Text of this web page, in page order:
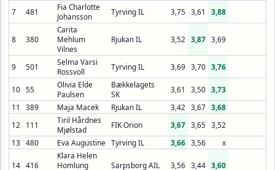
7 481
Fia Charlotte
Johansson
Tyrving IL 3,75 3,61 3,88
8 380
Carita
Mehlum
Vilnes
Rjukan IL 3,52 3,87 3,69
9 501
Selma Varsi
Rossvoll
Tyrving IL 3,69 3,70 3,76
10 55
Olivia Elde
Paulsen
Bækkelagets
SK
3,61 3,50 3,73
11
389 Maja Macek Rjukan IL 3,42 3,67 3,68
12
111
Tiril Hårdnes
Mjølstad
FIK Orion 3,67 3,65
3,52
13
480 Eva Augustine Tyrving IL 3,66 3,56 x
14 416
Klara Helen
Homlung
Sarpsborg AIL 3,56 3,44 3,60